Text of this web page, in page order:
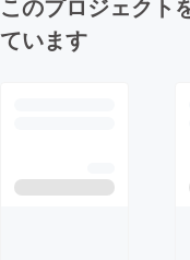
ています